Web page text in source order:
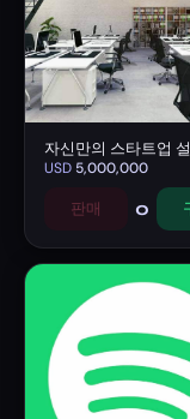
자신만의 스타트업
USD 5,000,000
판매 0